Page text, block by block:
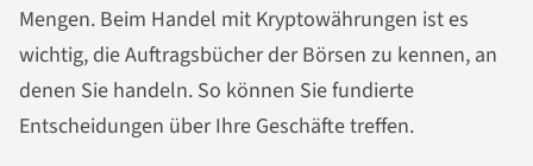
Mengen. Beim Handel mit Kryptowährungen ist es
wichtig, die Auftragsbücher der Börsen zu kennen, an
denen Sie handeln. So können Sie fundierte
Entscheidungen über Ihre Geschäfte treffen.